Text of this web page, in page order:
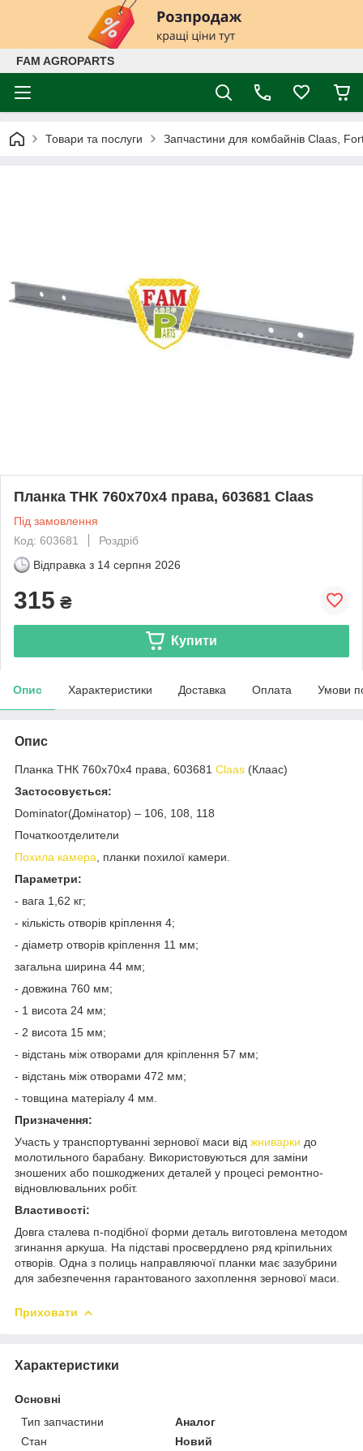
FAM AGROPARTS
Товари та послуги Запчастини для комбайнів Claas,
Планка ТНК 760х70х4 права, 603681 Claas
Під замовлення
Код: 603681
Роздріб
Відправка з 14 серпня 2026
315 ₴
Купити
Опис Характеристики Доставка Оплата Умови
Опис
Планка ТНК 760х70х4 права, 603681 Claas (Клаас)
Застосовується:
Dominator(Домінатор) – 106, 108, 118
Початкоотделители
Похила камера , планки похилої камери.
Параметри:
- вага 1,62 кг;
- кількість отворів кріплення 4;
- діаметр отворів кріплення 11 мм;
загальна ширина 44 мм;
- довжина 760 мм;
- 1 висота 24 мм;
- 2 висота 15 мм;
- відстань між отворами для кріплення 57 мм;
- відстань між отворами 472 мм;
- товщина матеріалу 4 мм.
Призначення:
Участь у транспортуванні зернової маси від жниварки до
молотильного барабану. Використовуються для заміни
зношених або пошкоджених деталей у процесі ремонтно-
відновлювальних робіт.
Властивості:
Довга сталева п-подібної форми деталь виготовлена методом
згинання аркуша. На підставі просвердлено ряд кріпильних
отворів. Одна з полиць направляючої планки має зазубрини
для забезпечення гарантованого захоплення зернової маси.
Приховати
Характеристики
Основні
Тип запчастини
Аналог
Стан
Новий